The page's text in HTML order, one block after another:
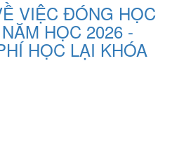
VIỆC ĐÓNG HỌC
HỌC 2026 -
HỌC LẠI KHÓA